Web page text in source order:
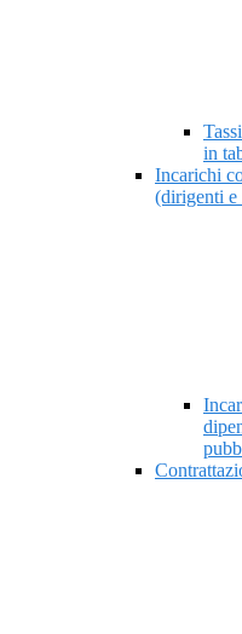
in
Incarichi
(dirigenti